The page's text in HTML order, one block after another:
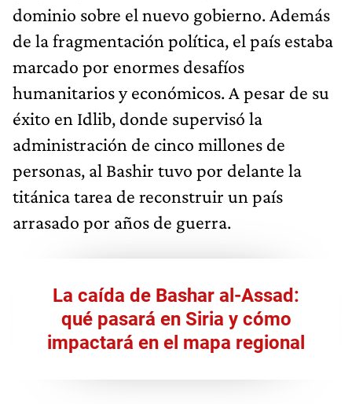
dominio sobre el nuevo gobierno. Además
de la fragmentación política, el país estaba
marcado por enormes desafíos
humanitarios y económicos. A pesar de su
éxito en Idlib, donde supervisó la
administración de cinco millones de
personas, al Bashir tuvo por delante la
titánica tarea de reconstruir un país
arrasado por años de guerra.
La caída de Bashar al-Assad:
qué pasará en Siria y cómo
impactará en el mapa regional